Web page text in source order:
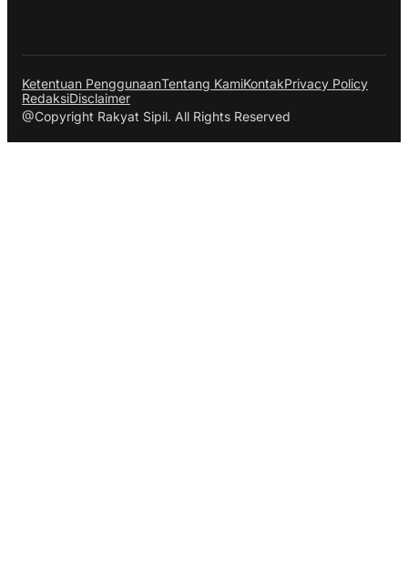
Ketentuan PenggunaanTentang KamiKontakPrivacy Policy
RedaksiDisclaimer
@Copyright Rakyat Sipil. All Rights Reserved